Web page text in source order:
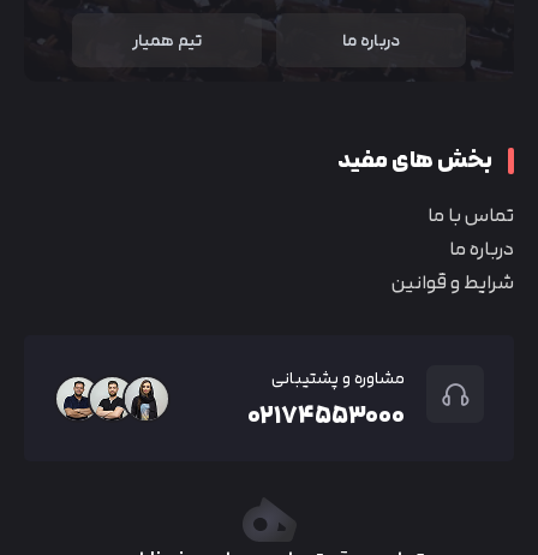
درباره ما تیم همیار
بخش های مفید
تماس با ما
درباره ما
شرایط و قوانین
مشاوره و پشتیبانی
۰۲۱۷۴۵۵۳۰۰۰